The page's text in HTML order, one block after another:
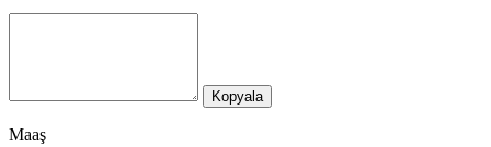
Kopyala
Maaş